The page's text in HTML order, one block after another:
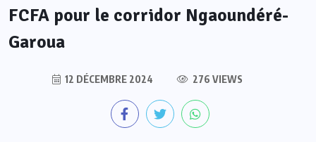
FCFA pour le corridor Ngaoundéré-
Garoua
12 DÉCEMBRE 2024 276 VIEWS